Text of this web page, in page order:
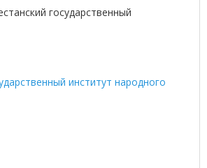
государственный
институт народного